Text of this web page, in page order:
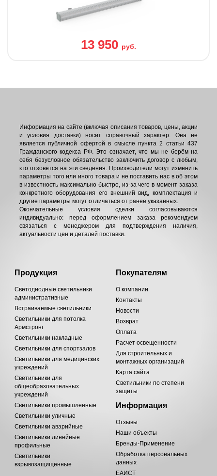
13 950 руб.
Информация на сайте (включая описания товаров, цены, акции
и условия доставки) носит справочный характер. Она не
является публичной офертой в смысле пункта 2 статьи 437
Гражданского кодекса РФ. Это означает, что мы не берём на
себя безусловное обязательство заключить договор с любым,
кто отзовётся на эти сведения. Производители могут изменить
параметры того или иного товара и не поставить нас в об этом
в известность максимально быстро, из-за чего в момент заказа
конкретного оборудования его внешний вид, комплектация и
другие параметры могут отличаться от ранее указанных.
Окончательные условия сделки согласовываются
индивидуально: перед оформлением заказа рекомендуем
связаться с менеджером для подтверждения наличия,
актуальности цен и деталей поставки.
Продукция
Светодиодные светильники
административные
Встраиваемые светильники
Светильники для потолка
Армстронг
Светильники накладные
Светильники для спортзалов
Светильники для медицинских
учреждений
Светильники для
общеобразовательных
учреждений
Светильники промышленные
Светильники уличные
Светильники аварийные
Светильники линейные
профильные
Светильники
взрывозащищенные
Покупателям
О компании
Контакты
Новости
Возврат
Оплата
Расчет освещенности
Для строительных и
монтажных организаций
Карта сайта
Светильники по степени
защиты
Информация
Отзывы
Наши объекты
Бренды-Применение
Обработка персональных
данных
ЕАИСТ